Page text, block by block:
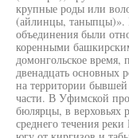
крупные роды или
(айлинцы, таныпцы)».
объединения были
коренными
домонгольское
двенадцать основных
на территории
части. В Уфимской
бюлярцы, в верховьях
среднего течения